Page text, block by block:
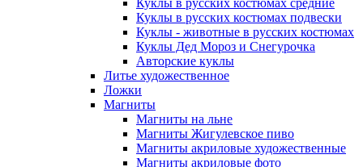
Куклы в русских костюмах средние
Куклы в русских костюмах подвески
Куклы - животные в русских костюмах
Куклы Дед Мороз и Снегурочка
Авторские куклы
Литье художественное
Ложки
Магниты
Магниты на льне
Магниты Жигулевское пиво
Магниты акриловые художественные
Магниты акриловые фото